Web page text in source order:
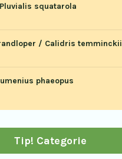
squatarola
/ Calidris temminckii
phaeopus
Tip! Categorie